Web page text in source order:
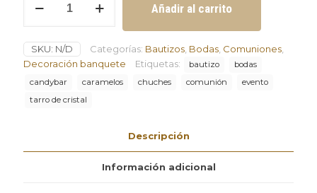
para
chuches
personalizado
cantidad
Añadir al carrito
SKU: N/D Categorías: Bautizos Bodas Comuniones
Decoración banquete
Etiquetas: bautizo
bodas
candybar
caramelos chuches comunión
evento
tarro de cristal
Descripción
Información adicional